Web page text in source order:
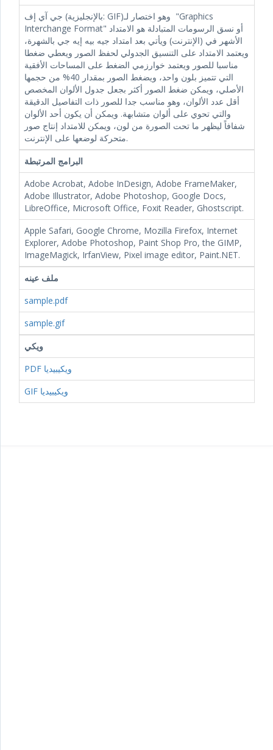
جي آي إف (بالإنجليزية: GIF)‏ وهو اختصار لـ "Graphics
Interchange Format" أو نسق الرسومات المتبادلة هو الامتداد
الأشهر في (الإنترنت) ويأتي بعد امتداد جيه بيه إيه جي بالشهرة،
ويعتمد الامتداد على التنسيق الجدولي لحفظ الصور ويعطي ضغطا
مناسبا للصور ويعتمد خوارزمي الضغط على المساحات الأفقية
التي تتميز بلون واحد، ويضغط الصور بمقدار 40% من حجمها
الأصلي، ويمكن ضغط الصور أكثر بجعل جدول الألوان المخصص
أقل عدد الألوان، وهو مناسب جدا للصور ذات التفاصيل الدقيقة
والتي تحوي على ألوان متشابهة. ويمكن أن يكون أحد الألوان
شفافاً ليظهر ما تحت الصورة من لون، ويمكن للامتداد إنتاج صور
متحركة لوضعها على الإنترنت.
البرامج المرتبطة
Adobe Acrobat, Adobe InDesign, Adobe FrameMaker,
Adobe Illustrator, Adobe Photoshop, Google Docs,
LibreOffice, Microsoft Office, Foxit Reader, Ghostscript.
Apple Safari, Google Chrome, Mozilla Firefox, Internet
Explorer, Adobe Photoshop, Paint Shop Pro, the GIMP,
ImageMagick, IrfanView, Pixel image editor, Paint.NET.
ملف عينه
sample.pdf
sample.gif
ويكي
PDF ويكيبيديا
GIF ويكيبيديا